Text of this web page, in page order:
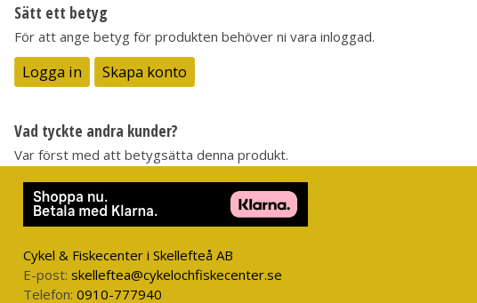
Sätt ett betyg
För att ange betyg för produkten behöver ni vara inloggad.
Logga in Skapa konto
Vad tyckte andra kunder?
Var först med att betygsätta denna produkt.
Cykel & Fiskecenter i Skellefteå AB
E-post: skelleftea@cykelochfiskecenter.se
Telefon: 0910-777940